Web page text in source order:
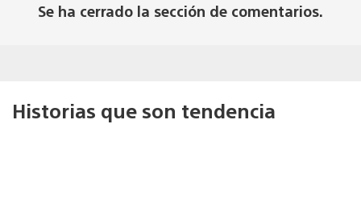
Se ha cerrado la sección de comentarios.
Historias que son tendencia